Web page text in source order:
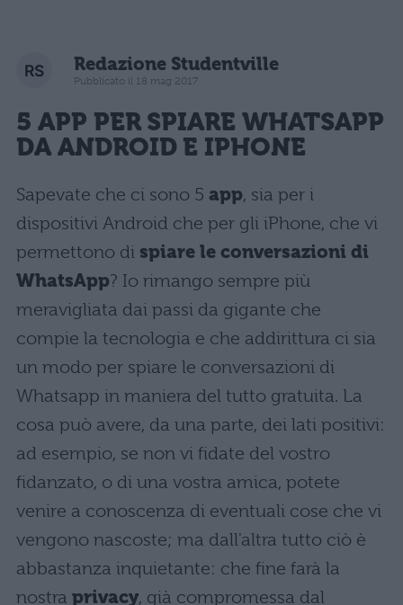
Redazione Studentville
Pubblicato il 18 mag 2017
5 APP PER SPIARE WHATSAPP
DA ANDROID E IPHONE
Sapevate che ci sono 5 app, sia per i
dispositivi Android che per gli iPhone, che vi
permettono di spiare le conversazioni di
WhatsApp? Io rimango sempre più
meravigliata dai passi da gigante che
compie la tecnologia e che addirittura ci sia
un modo per spiare le conversazioni di
Whatsapp in maniera del tutto gratuita. La
cosa può avere, da una parte, dei lati positivi:
ad esempio, se non vi fidate del vostro
fidanzato, o di una vostra amica, potete
venire a conoscenza di eventuali cose che vi
vengono nascoste; ma dall'altra tutto ciò è
abbastanza inquietante: che fine farà la
nostra privacy, già compromessa dal